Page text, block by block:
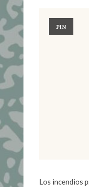
PIN
Los incendios